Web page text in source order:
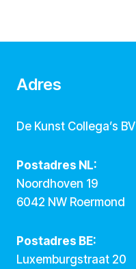
Adres
De Kunst Collega’s BV
Postadres NL:
Noordhoven 19
6042 NW Roermond
Postadres BE:
Luxemburgstraat 20